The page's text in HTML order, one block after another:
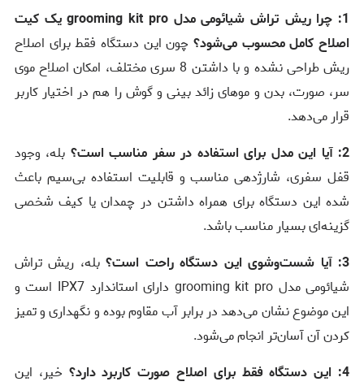
1: چرا ریش تراش شیائومی مدل grooming kit pro یک کیت
اصلاح کامل محسوب می‌شود؟چون این دستگاه فقط برای اصلاح
ریش طراحی نشده و با داشتن 8 سری مختلف، امکان اصلاح موی
سر، صورت، بدن و موهای زائد بینی و گوش را هم در اختیار کاربر
قرار می‌دهد.
2: آیا این مدل برای استفاده در سفر مناسب است؟
بله، وجود
قفل سفری، شارژدهی مناسب و قابلیت استفاده بی‌سیم باعث
شده این دستگاه برای همراه داشتن در چمدان یا کیف شخصی
گزینه‌ای بسیار مناسب باشد.
3: آیا شست‌وشوی این دستگاه راحت است؟
بله، ریش تراش
شیائومی مدل grooming kit pro دارای استاندارد IPX7 است و
این موضوع نشان می‌دهد در برابر آب مقاوم بوده و نگهداری و تمیز
کردن آن آسان‌تر انجام می‌شود.
4: این دستگاه فقط برای اصلاح صورت کاربرد دارد؟
خیر، این